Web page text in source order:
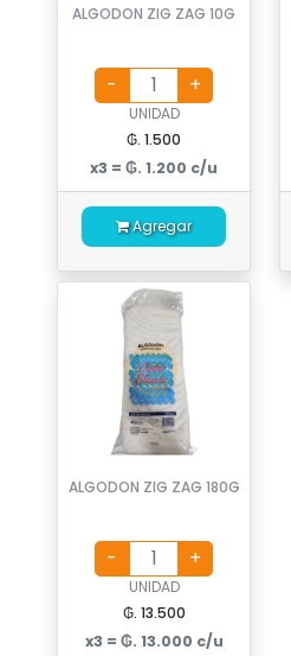
ALGODON ZIG ZAG 10G
UNIDAD
₲. 1.500
x3 = ₲. 1.200 c/u
Agregar
ALGODON ZIG ZAG 180G
UNIDAD
₲. 13.500
x3 = ₲. 13.000 c/u